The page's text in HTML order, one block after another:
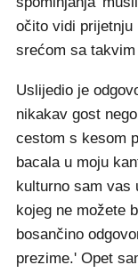
očito vidi prijetnju
srećom sa
Uslijedio je
nikakav gost
cestom s kesom
bacala u moju
kulturno sam vas
kojeg ne možete
bosančino
prezime.' Opet